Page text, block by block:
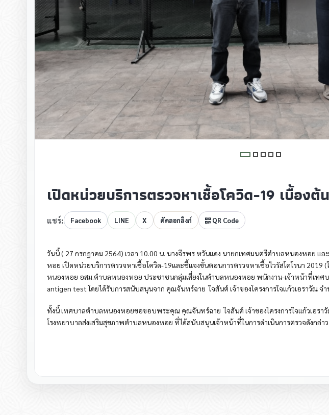
เปิดหน่วยบริการตรวจหาเชื้อโควิด-19 เบื้องต้น
แชร์: Facebook LINE X คัดลอกลิงก์ QR Code
วันนี้ ( 27 กรกฎาคม 2564) เวลา 10.00 น. นางจีรพร หวันแดง นายกเทศมนตรีตำบลหนองหอย แ
หอย เปิดหน่วยบริการตรวจหาเชื้อโควิด-19และชี้แจงขั้นตอนการตรวจหาเชื้อไวรัสโคโรนา
หนองหอย อสม.ตำบลหนองหอย ประชาชนกลุ่มเสี่ยงในตำบลหนองหอย พนักงาน-เจ้าหน้าที่เ
antigen test โดยได้รับการสนับสนุนจาก คุณจันทร์ฉาย ใจสันต์ เจ้าของโครงการใจแก้วเอราวัณ
ทั้งนี้ เทศบาลตำบลหนองหอยขอขอบพระคุณ คุณจันทร์ฉาย ใจสันต์ เจ้าของโครงการใจแก้วเอ
โรงพยาบาลส่งเสริมสุขภาพตำบลหนองหอย ที่ได้สนับสนุนเจ้าหน้าที่ในการดำเนินการตรวจดังกล่าว